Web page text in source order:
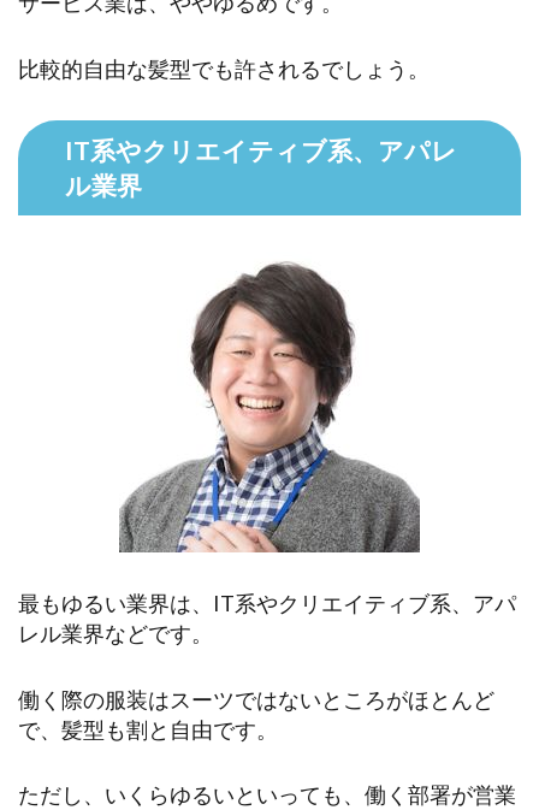
比較的自由な髪型でも許されるでしょう。
IT系やクリエイティブ系、アパレ
ル業界
最もゆるい業界は、IT系やクリエイティブ系、アパ
レル業界などです。
働く際の服装はスーツではないところがほとんど
で、髪型も割と自由です。
ただし、いくらゆるいといっても、働く部署が営業